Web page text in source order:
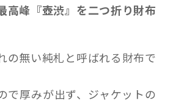
高峰『壺渋』を二つ折り財布
の無い純札と呼ばれる財布で
で厚みが出ず、ジャケットの